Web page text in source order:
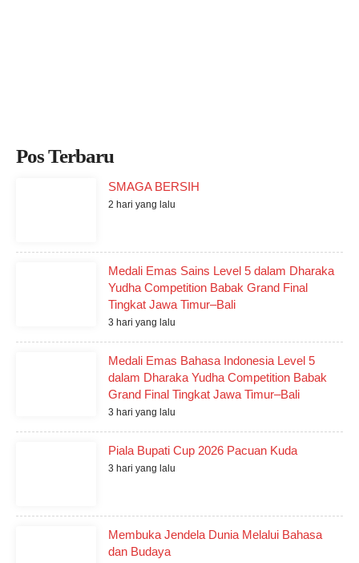
Pos Terbaru
SMAGA BERSIH
2 hari yang lalu
Medali Emas Sains Level 5 dalam Dharaka
Yudha Competition Babak Grand Final
Tingkat Jawa Timur–Bali
3 hari yang lalu
Medali Emas Bahasa Indonesia Level 5
dalam Dharaka Yudha Competition Babak
Grand Final Tingkat Jawa Timur–Bali
3 hari yang lalu
Piala Bupati Cup 2026 Pacuan Kuda
3 hari yang lalu
Membuka Jendela Dunia Melalui Bahasa
dan Budaya